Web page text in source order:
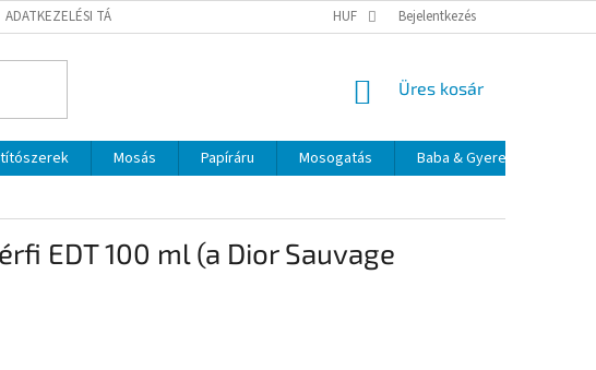
ADATKEZELÉSI TÁJÉKOZTATÓ HUF Bejelentkezés
KOSÁR
Üres kosár
Mosás Papíráru Mosogatás Baba & Gyerek
EDT 100 ml (a Dior Sauvage